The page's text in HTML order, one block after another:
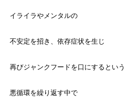
イライラやメンタルの
不安定を招き、依存症状を生じ
再びジャンクフードを口にするという
悪循環を繰り返す中で